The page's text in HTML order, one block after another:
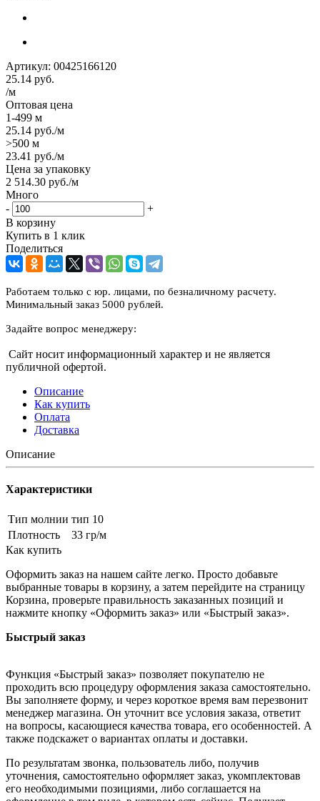
Артикул: 00425166120
25.14 руб.
/м
Оптовая цена
1-499 м
25.14 руб./м
>500 м
23.41 руб./м
Цена за упаковку
2 514.30 руб./м
Много
-
+
В корзину
Купить в 1 клик
Поделиться
Работаем только с юр. лицами, по безналичному расчету.
Минимальный заказ 5000 рублей.
Задайте вопрос менеджеру:
Сайт носит информационный характер и не является
публичной офертой.
Описание
Как купить
Оплата
Доставка
Описание
Характеристики
Тип молнии тип 10
Плотность
33 гр/м
Как купить
Оформить заказ на нашем сайте легко. Просто добавьте
выбранные товары в корзину, а затем перейдите на страницу
Корзина, проверьте правильность заказанных позиций и
нажмите кнопку «Оформить заказ» или «Быстрый заказ».
Быстрый заказ
Функция «Быстрый заказ» позволяет покупателю не
проходить всю процедуру оформления заказа самостоятельно.
Вы заполняете форму, и через короткое время вам перезвонит
менеджер магазина. Он уточнит все условия заказа, ответит
на вопросы, касающиеся качества товара, его особенностей. А
также подскажет о вариантах оплаты и доставки.
По результатам звонка, пользователь либо, получив
уточнения, самостоятельно оформляет заказ, укомплектовав
его необходимыми позициями, либо соглашается на